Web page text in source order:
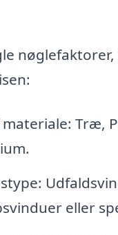
materiale: Træ,
eller